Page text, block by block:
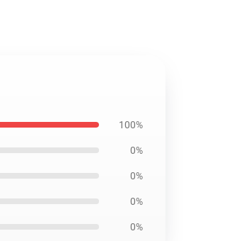
100%
0%
0%
0%
0%